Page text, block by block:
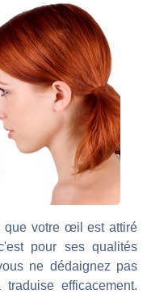
que votre œil est attiré
pour ses qualités
ne dédaignez pas
efficacement.